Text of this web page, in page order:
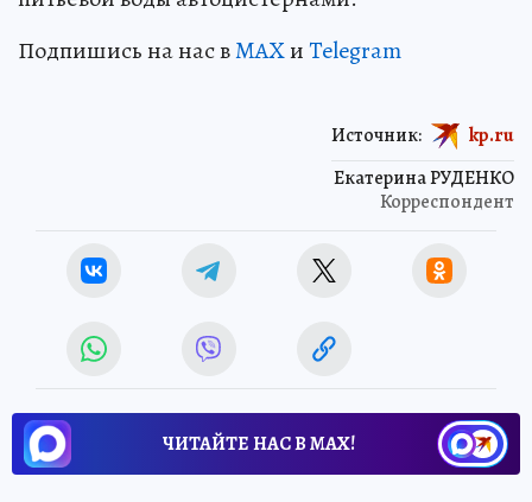
Подпишись на нас вMAXиTelegram
Екатерина РУДЕНКО
Корреспондент
Источник: kp.ru
ЧИТАЙТЕ НАС В МАХ!